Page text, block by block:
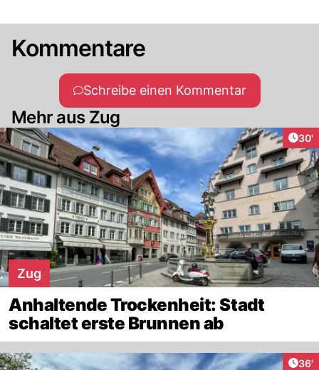
Kommentare
Schreibe einen Kommentar
Mehr aus Zug
30'
Zug
Anhaltende Trockenheit: Stadt
schaltet erste Brunnen ab
36'